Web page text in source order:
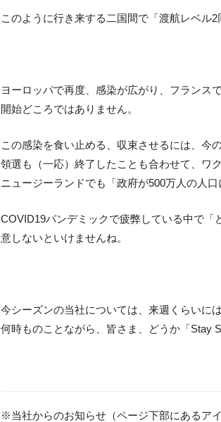
このように行き来する二国間で「渡航レベル
ヨーロッパで再度、感染が広がり、フランス
開始どころではありません。
この感染を食い止める、収束させるには、今
領選も（一応）終了したことも合わせて、ワ
ニュージーランドでも「政府が500万人の人
COVID19パンデミックで疲弊している中で
意しないといけませんね。
今シーズンの当社については、来週くらいに
何時ものことながら、皆さま、どうか「Stay
※当社からのお知らせ（ページ下部にあるア